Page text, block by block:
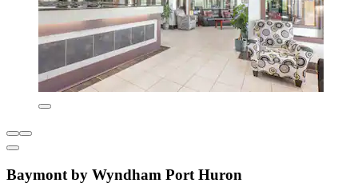
Baymont by Wyndham Port Huron